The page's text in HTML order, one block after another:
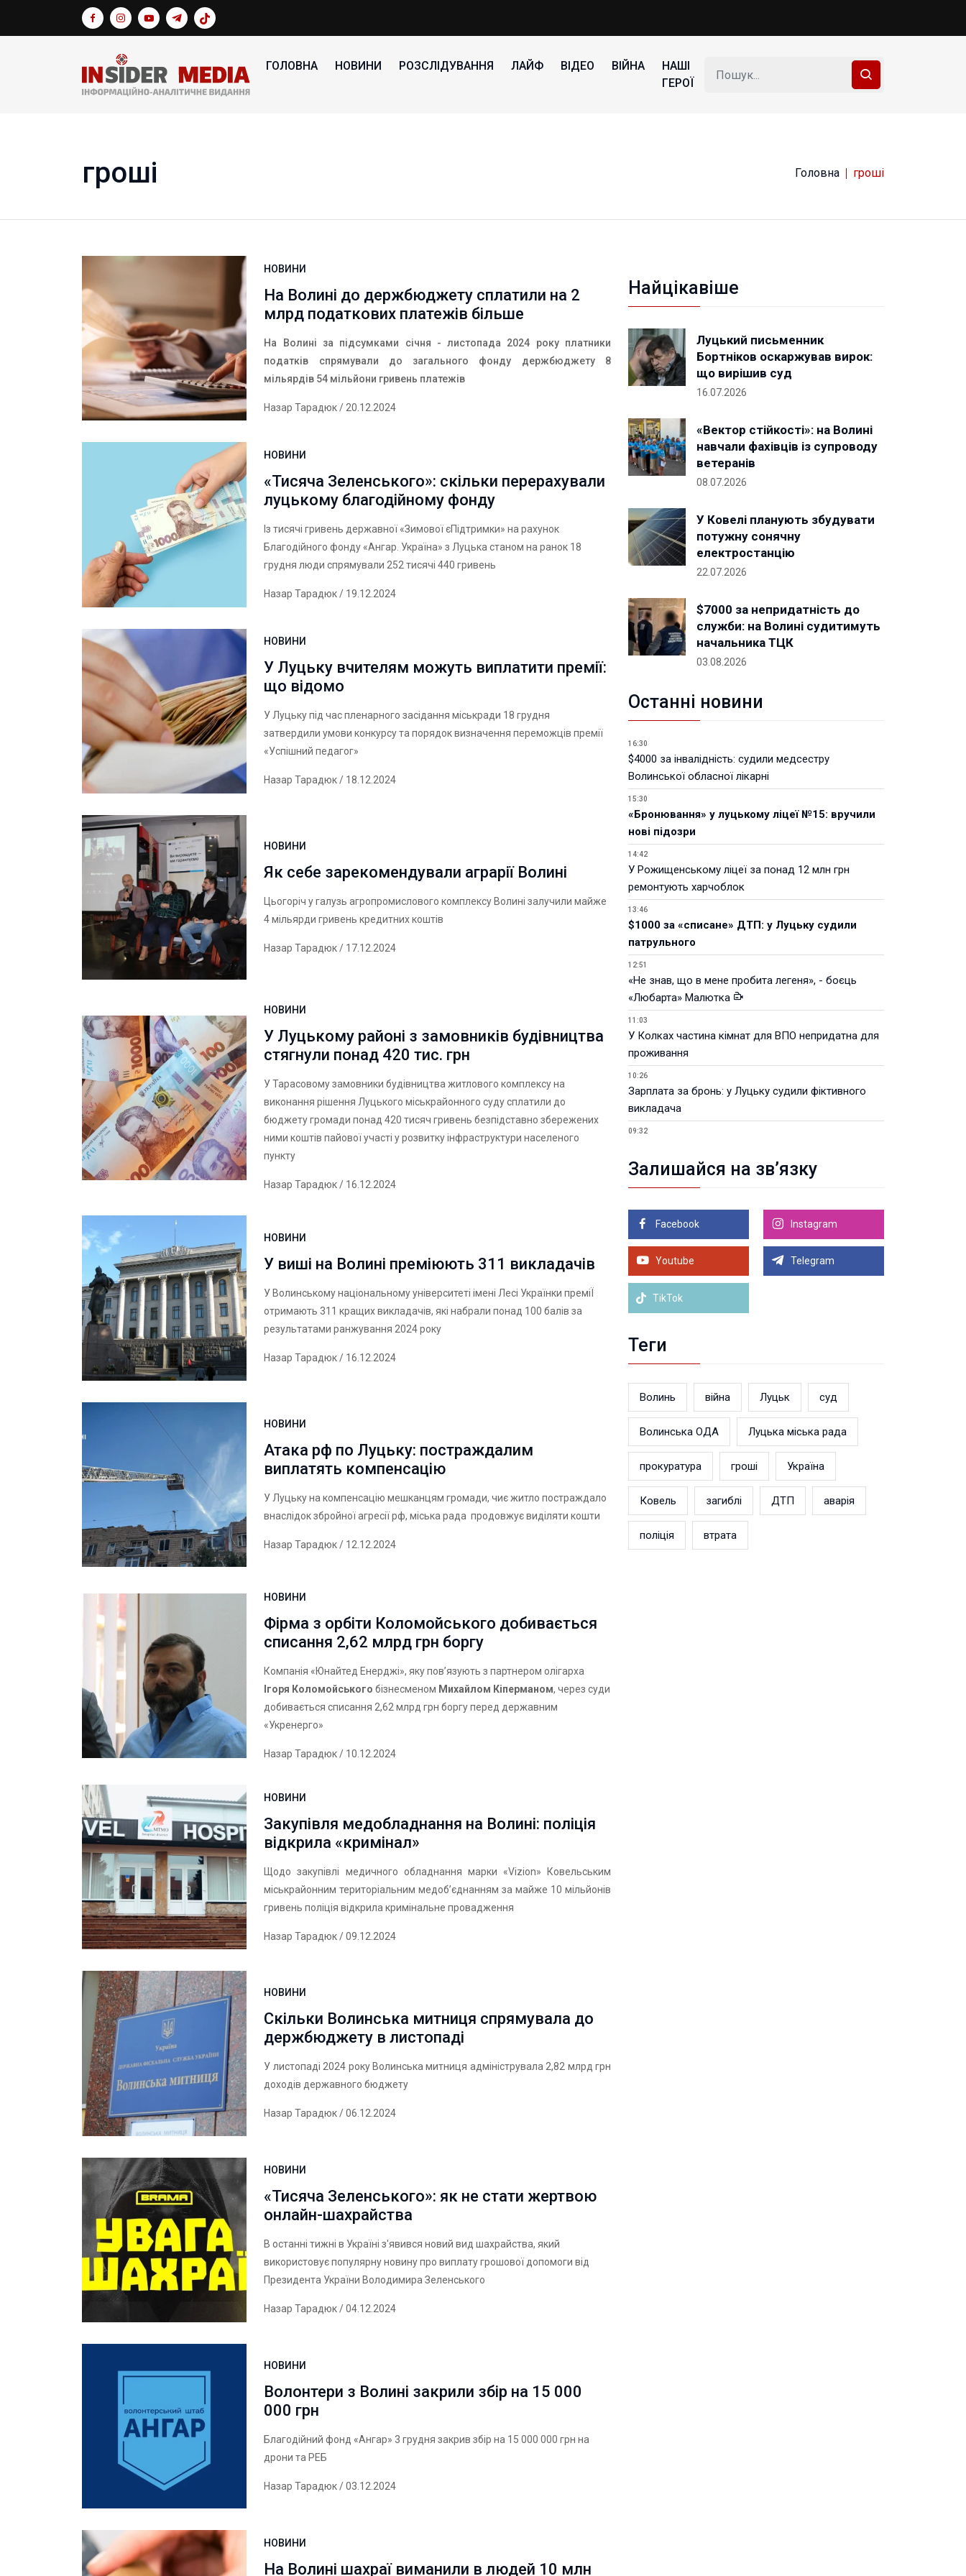
ГОЛОВНА НОВИНИ РОЗСЛІДУВАННЯ ЛАЙФ ВІДЕО ВІЙНА
НАШІ
ГЕРОЇ
гроші Головна гроші
НОВИНИ
На Волині до держбюджету сплатили на 2
млрд податкових платежів більше
На Волині за підсумками січня - листопада 2024 року платники
податків спрямували до загального фонду держбюджету 8
мільярдів 54 мільйони гривень платежів
Назар Тарадюк/ 20.12.2024
НОВИНИ
«Тисяча Зеленського»: скільки перерахували
луцькому благодійному фонду
Із тисячі гривень державної «Зимової єПідтримки» на рахунок
Благодійного фонду «Ангар. Україна» з Луцька станом на ранок 18
грудня люди спрямували 252 тисячі 440 гривень
Назар Тарадюк/ 19.12.2024
НОВИНИ
У Луцьку вчителям можуть виплатити премії:
що відомо
У Луцьку під час пленарного засідання міськради 18 грудня
затвердили умови конкурсу та порядок визначення переможців премії
«Успішний педагог»
Назар Тарадюк/ 18.12.2024
НОВИНИ
Як себе зарекомендували аграрії Волині
Цьогоріч у галузь агропромислового комплексу Волині залучили майже
4 мільярди гривень кредитних коштів
Назар Тарадюк/ 17.12.2024
НОВИНИ
У Луцькому районі з замовників будівництва
стягнули понад 420 тис. грн
У Тарасовому замовники будівництва житлового комплексу на
виконання рішення Луцького міськрайонного суду сплатили до
бюджету громади понад 420 тисяч гривень безпідставно збережених
ними коштів пайової участі у розвитку інфраструктури населеного
пункту
Назар Тарадюк/ 16.12.2024
НОВИНИ
У виші на Волині преміюють 311 викладачів
У Волинському національному університеті імені Лесі Українки преміЇ
отримають 311 кращих викладачів, які набрали понад 100 балів за
результатами ранжування 2024 року
Назар Тарадюк/ 16.12.2024
НОВИНИ
Атака рф по Луцьку: постраждалим
виплатять компенсацію
У Луцьку на компенсацію мешканцям громади, чиє житло постраждало
внаслідок збройної агресії рф, міська рада продовжує виділяти кошти
Назар Тарадюк/ 12.12.2024
НОВИНИ
Фірма з орбіти Коломойського добивається
списання 2,62 млрд грн боргу
Компанія «Юнайтед Енерджі», яку пов’язують з партнером олігарха
Ігоря Коломойського бізнесменом Михайлом Кіперманом, через суди
добивається списання 2,62 млрд грн боргу перед державним
«Укренерго»
Назар Тарадюк/ 10.12.2024
НОВИНИ
Закупівля медобладнання на Волині: поліція
відкрила «кримінал»
Щодо закупівлі медичного обладнання марки «Vizion» Ковельським
міськрайонним територіальним медоб’єднанням за майже 10 мільйонів
гривень поліція відкрила кримінальне провадження
Назар Тарадюк/ 09.12.2024
НОВИНИ
Скільки Волинська митниця спрямувала до
держбюджету в листопаді
У листопаді 2024 року Волинська митниця адмініструвала 2,82 млрд грн
доходів державного бюджету
Назар Тарадюк/ 06.12.2024
НОВИНИ
«Тисяча Зеленського»: як не стати жертвою
онлайн-шахрайства
В останні тижні в Україні з'явився новий вид шахрайства, який
використовує популярну новину про виплату грошової допомоги від
Президента України Володимира Зеленського
Назар Тарадюк/ 04.12.2024
НОВИНИ
Волонтери з Волині закрили збір на 15 000
000 грн
Благодійний фонд «Ангар» 3 грудня закрив збір на 15 000 000 грн на
дрони та РЕБ
Назар Тарадюк/ 03.12.2024
НОВИНИ
На Волині шахраї виманили в людей 10 млн
Найцікавіше
Луцький письменник
Бортніков оскаржував вирок:
що вирішив суд
16.07.2026
«Вектор стійкості»: на Волині
навчали фахівців із супроводу
ветеранів
08.07.2026
У Ковелі планують збудувати
потужну сонячну
електростанцію
22.07.2026
$7000 за непридатність до
служби: на Волині судитимуть
начальника ТЦК
03.08.2026
Останні новини
16:30
$4000 за інвалідність: судили медсестру
Волинської обласної лікарні
15:30
«Бронювання» у луцькому ліцеї №15: вручили
нові підозри
14:42
У Рожищенському ліцеї за понад 12 млн грн
ремонтують харчоблок
13:46
$1000 за «списане» ДТП: у Луцьку судили
патрульного
12:51
«Не знав, що в мене пробита легеня», - боєць
«Любарта» Малютка
11:03
У Колках частина кімнат для ВПО непридатна для
проживання
10:26
Зарплата за бронь: у Луцьку судили фіктивного
викладача
09:32
05.08.2026 21:18
Порівняння телеоб'єктивів Sigma Sports та Sony G-
05.08.2026 21:00
У Луцьку на 99,9% готовий новий Державний
ветеранський простір. ВІДЕО
Більше новин
Залишайся на зв’язку
Facebook Instagram
Youtube Telegram
TikTok
Теги
Волинь війна Луцьк суд
Волинська ОДА Луцька міська рада
прокуратура гроші Україна
Ковель загиблі ДТП аварія
поліція втрата